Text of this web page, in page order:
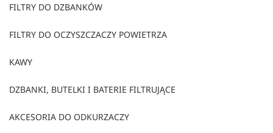
FILTRY DO DZBANKÓW
FILTRY DO OCZYSZCZACZY POWIETRZA
KAWY
DZBANKI, BUTELKI I BATERIE FILTRUJĄCE
AKCESORIA DO ODKURZACZY